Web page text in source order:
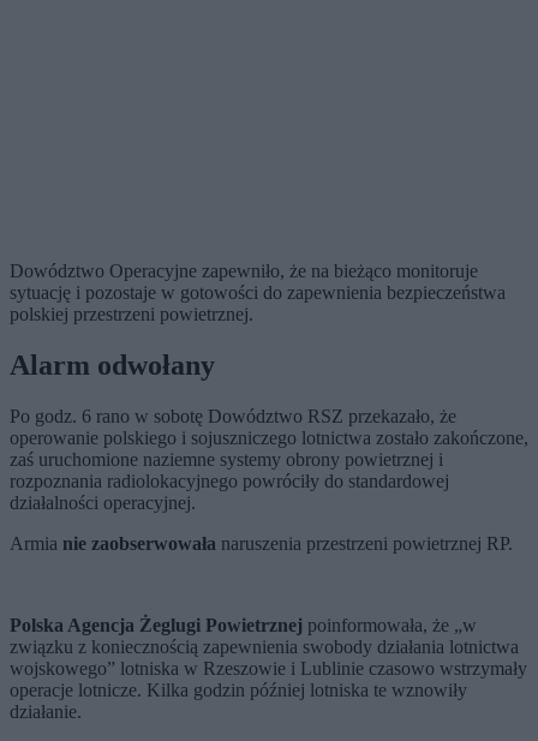
Dowództwo Operacyjne zapewniło, że na bieżąco monitoruje
sytuację i pozostaje w gotowości do zapewnienia bezpieczeństwa
polskiej przestrzeni powietrznej.
Alarm odwołany
Po godz. 6 rano w sobotę Dowództwo RSZ przekazało, że
operowanie polskiego i sojuszniczego lotnictwa zostało zakończone,
zaś uruchomione naziemne systemy obrony powietrznej i
rozpoznania radiolokacyjnego powróciły do standardowej
działalności operacyjnej.
Armia nie zaobserwowała naruszenia przestrzeni powietrznej RP.
Polska Agencja Żeglugi Powietrznej poinformowała, że „w
związku z koniecznością zapewnienia swobody działania lotnictwa
wojskowego” lotniska w Rzeszowie i Lublinie czasowo wstrzymały
operacje lotnicze. Kilka godzin później lotniska te wznowiły
działanie.